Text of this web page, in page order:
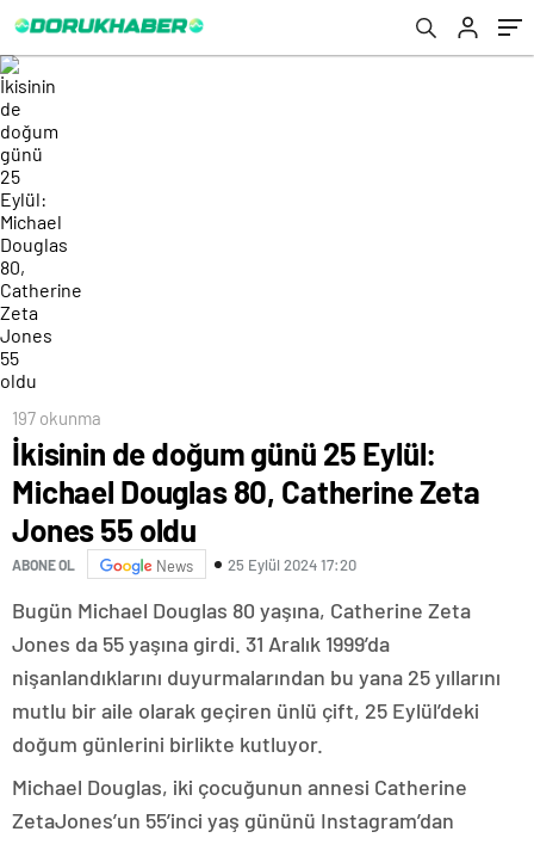
197 okunma
İkisinin de doğum günü 25 Eylül:
Michael Douglas 80, Catherine Zeta
Jones 55 oldu
ABONE OL News 25 Eylül 2024 17:20
Bugün Michael Douglas 80 yaşına, Catherine Zeta
Jones da 55 yaşına girdi. 31 Aralık 1999’da
nişanlandıklarını duyurmalarından bu yana 25 yıllarını
mutlu bir aile olarak geçiren ünlü çift, 25 Eylül’deki
doğum günlerini birlikte kutluyor.
Michael Douglas, iki çocuğunun annesi Catherine
ZetaJones’un 55’inci yaş gününü Instagram’dan